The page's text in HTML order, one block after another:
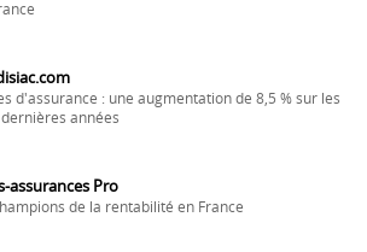
d'assurance : une augmentation de 8,5 % sur les
années
assurances Pro
de la rentabilité en France